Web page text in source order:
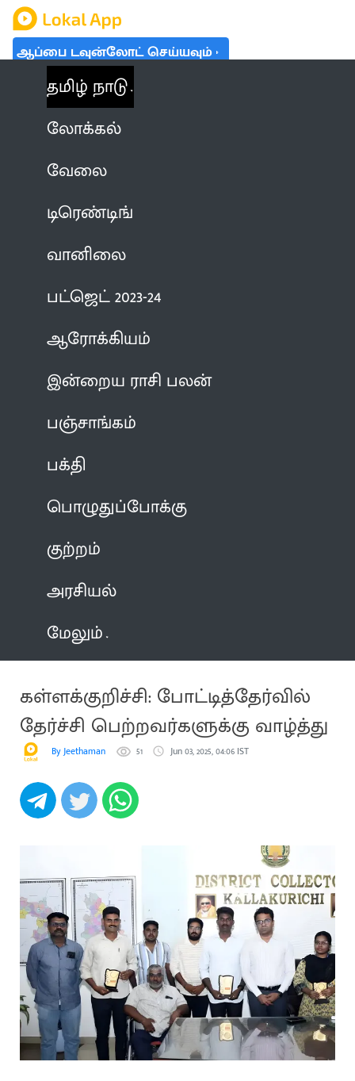
ஆப்பை டவுன்லோட் செய்யவும்
தமிழ் நாடு
லோக்கல்
வேலை
டிரெண்டிங்
வானிலை
பட்ஜெட் 2023-24
ஆரோக்கியம்
இன்றைய ராசி பலன்
பஞ்சாங்கம்
பக்தி
பொழுதுப்போக்கு
குற்றம்
அரசியல்
மேலும்
கள்ளக்குறிச்சி: போட்டித்தேர்வில்
தேர்ச்சி பெற்றவர்களுக்கு வாழ்த்து
By Jeethaman 51 Jun 03, 2025, 04:06 IST